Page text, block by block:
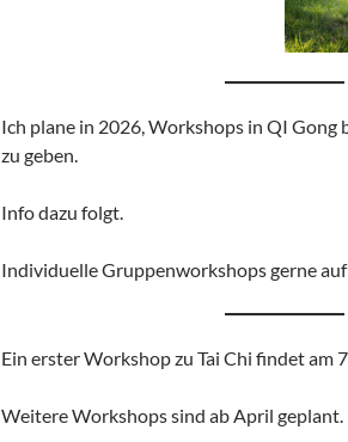
Ich plane in 2026, Workshops in QI Gong
zu geben.
Info dazu folgt.
Individuelle Gruppenworkshops gerne
Ein erster Workshop zu Tai Chi findet am
Weitere Workshops sind ab April geplant.